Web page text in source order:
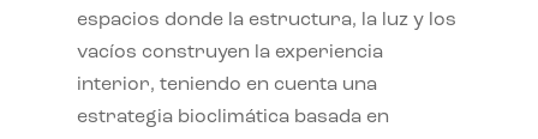
espacios donde la estructura, la luz y los
vacíos construyen la experiencia
interior, teniendo en cuenta una
estrategia bioclimática basada en